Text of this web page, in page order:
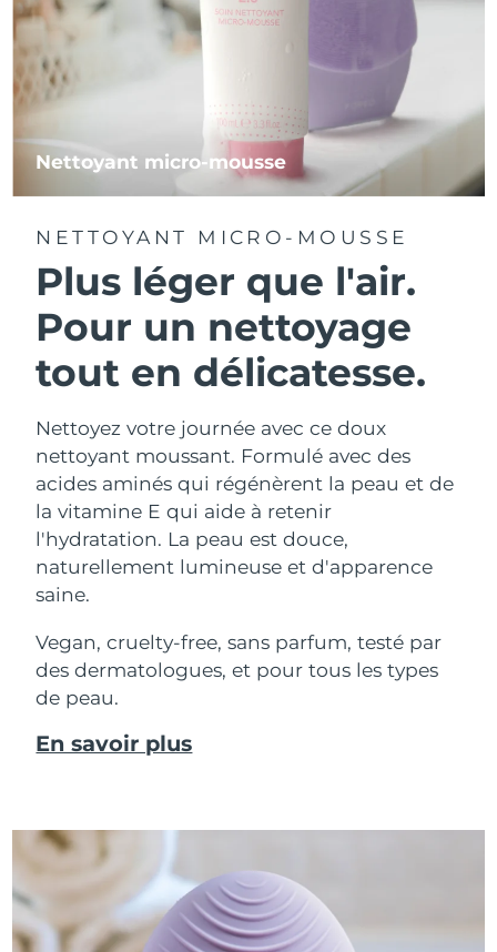
Nettoyant micro-mousse
NETTOYANT MICRO-MOUSSE
Plus léger que l'air.
Pour un nettoyage
tout en délicatesse.
Nettoyez votre journée avec ce doux
nettoyant moussant. Formulé avec des
acides aminés qui régénèrent la peau et de
la vitamine E qui aide à retenir
l'hydratation. La peau est douce,
naturellement lumineuse et d'apparence
saine.
Vegan, cruelty-free, sans parfum, testé par
des dermatologues, et pour tous les types
de peau.
En savoir plus